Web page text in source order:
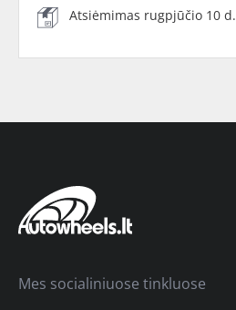
Atsiėmimas rugpjūčio 10 d.
Mes socialiniuose tinkluose